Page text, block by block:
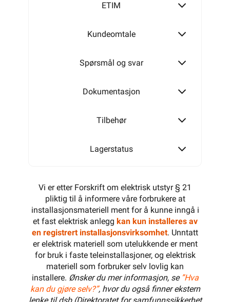
ETIM
Kundeomtale
Spørsmål og svar
Dokumentasjon
Tilbehør
Lagerstatus
Vi er etter Forskrift om elektrisk utstyr § 21
pliktig til å informere våre forbrukere at
installasjonsmateriell ment for å kunne inngå i
et fast elektrisk anlegg kan kun installeres av
en registrert installasjonsvirksomhet. Unntatt
er elektrisk materiell som utelukkende er ment
for bruk i faste teleinstallasjoner, og elektrisk
materiell som forbruker selv lovlig kan
installere. Ønsker du mer informasjon, se ”Hva
kan du gjøre selv?”, hvor du også finner ekstern